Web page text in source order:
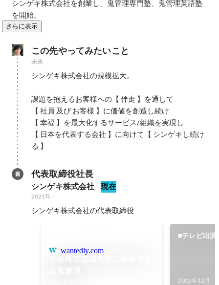
シンゲキ株式会社を創業し、鬼管理専門塾、鬼管理英語塾
を開始。
さらに表示
この先やってみたいこと
未来
シンゲキ株式会社の規模拡大。
課題を抱えるお客様への【 伴走 】を通して
【 社員 及び お客様 】に価値を創造し続け
【 幸福 】を最大化するサービス/組織を実現し
【 日本を代表する会社 】に向けて【 シンゲキし続け
る 】
代表取締役社長
シンゲキ株式会社 現在
2021年-
シンゲキ株式会社の代表取締役
wantedly.com
■テレビ出
2022年12月